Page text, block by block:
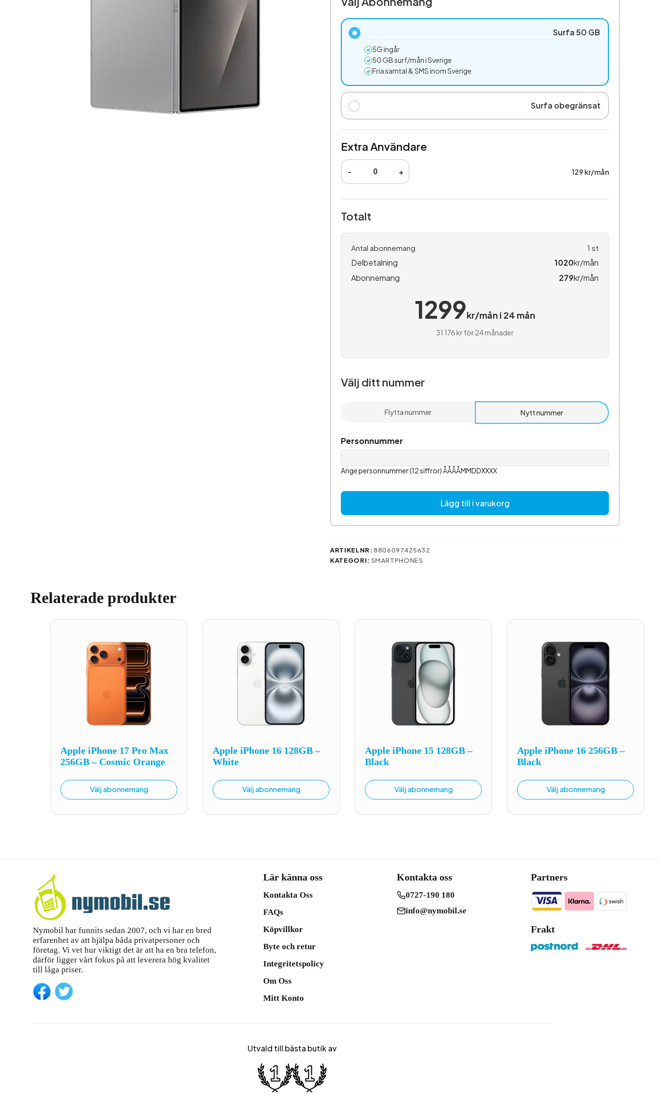
Surfa 50 GB
5G ingår
50 GB surf/mån i Sverige
Fria samtal & SMS inom Sverige
Surfa obegränsat
Extra Användare
- + 129 kr/mån
Totalt
Antal abonnemang 1 st
Delbetalning 1020kr/mån
Abonnemang
279kr/mån
1299kr/mån i 24 mån
31 176 kr för 24 månader
Välj ditt nummer
Flytta nummer Nytt nummer
Personnummer
Ange personnummer (12 siffror) ÅÅÅÅMMDDXXXX
Lägg till i varukorg
ARTIKELNR:8806097425632
KATEGORI: SMARTPHONES
Relaterade produkter
Apple iPhone 17 Pro Max
256GB – Cosmic Orange
Välj abonnemang
Apple iPhone 16 128GB –
White
Välj abonnemang
Apple iPhone 15 128GB –
Black
Välj abonnemang
Apple iPhone 16 256GB –
Black
Välj abonnemang
Nymobil har funnits sedan 2007, och vi har en bred
erfarenhet av att hjälpa båda privatpersoner och
företag. Vi vet hur viktigt det är att ha en bra telefon,
därför ligger vårt fokus på att leverera hög kvalitet
till låga priser.
Lär känna oss
Kontakta Oss
FAQs
Köpvillkor
Byte och retur
Integritetspolicy
Om Oss
Mitt Konto
Kontakta oss
0727-190 180
info@nymobil.se
Partners
Frakt
Utvald till bästa butik av